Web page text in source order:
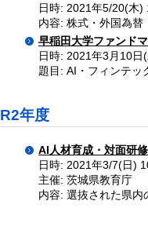
日時: 2021年5/20(木
内容: 株式・外国為
早稲田大学ファンド
日時: 2021年3月10
題目: AI・フィンテッ
R2年度
AI人材育成・対面研
日時: 2021年3/7(日)
主催: 茨城県教育庁
内容: 選抜された県